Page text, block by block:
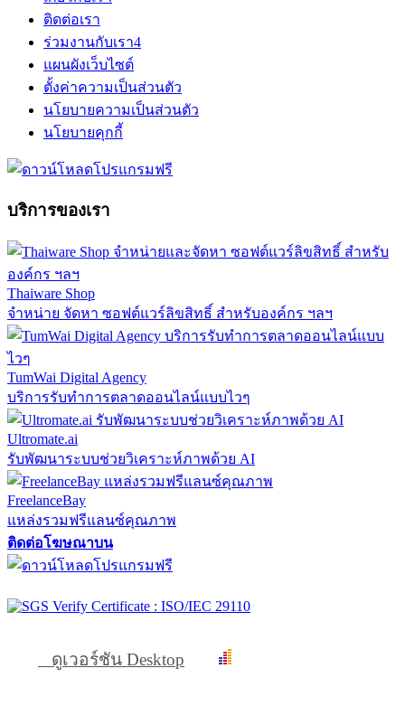
ติดต่อเรา
ร่วมงานกับเรา4
แผนผังเว็บไซต์
ตั้งค่าความเป็นส่วนตัว
นโยบายความเป็นส่วนตัว
นโยบายคุกกี้
บริการของเรา
Thaiware Shop
จำหน่าย จัดหา ซอฟต์แวร์ลิขสิทธิ์ สำหรับองค์กร ฯลฯ
TumWai Digital Agency
บริการรับทำการตลาดออนไลน์แบบไวๆ
Ultromate.ai
รับพัฒนาระบบช่วยวิเคราะห์ภาพด้วย AI
FreelanceBay
แหล่งรวมฟรีแลนซ์คุณภาพ
ติดต่อโฆษณาบน
ดูเวอร์ชัน Desktop